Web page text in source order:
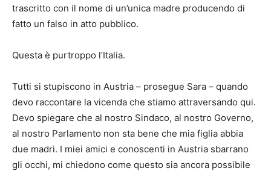
trascritto con il nome di un’unica madre producendo di
fatto un falso in atto pubblico.
Questa è purtroppo l’Italia.
Tutti si stupiscono in Austria – prosegue Sara – quando
devo raccontare la vicenda che stiamo attraversando qui.
Devo spiegare che al nostro Sindaco, al nostro Governo,
al nostro Parlamento non sta bene che mia figlia abbia
due madri. I miei amici e conoscenti in Austria sbarrano
gli occhi, mi chiedono come questo sia ancora possibile